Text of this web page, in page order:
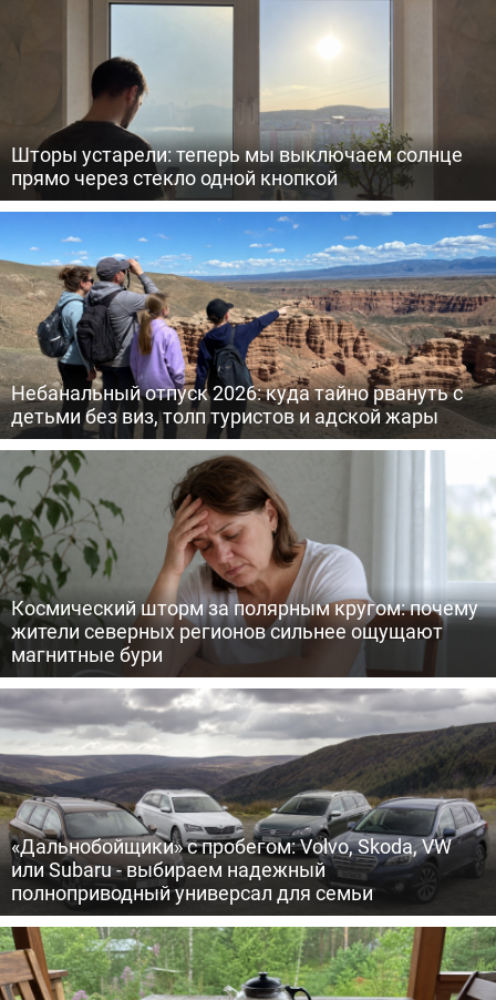
Шторы устарели: теперь мы выключаем солнце
прямо через стекло одной кнопкой
Небанальный отпуск 2026: куда тайно рвануть с
детьми без виз, толп туристов и адской жары
Космический шторм за полярным кругом: почему
жители северных регионов сильнее ощущают
магнитные бури
«Дальнобойщики» с пробегом: Volvo, Skoda, VW
или Subaru - выбираем надежный
полноприводный универсал для семьи